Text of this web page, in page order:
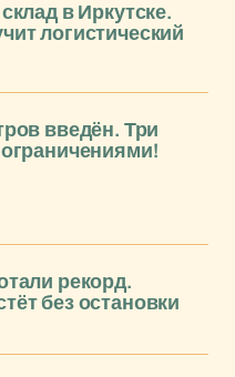
в Иркутске.
логистический
введён. Три
рекорд.
без остановки